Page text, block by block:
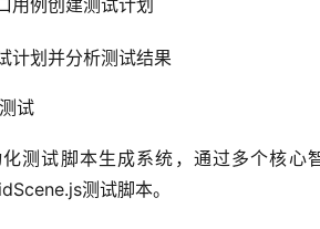
用例创建测试计划
计划并分析测试结果
试
测试脚本生成系统，通过多个核
测试脚本。